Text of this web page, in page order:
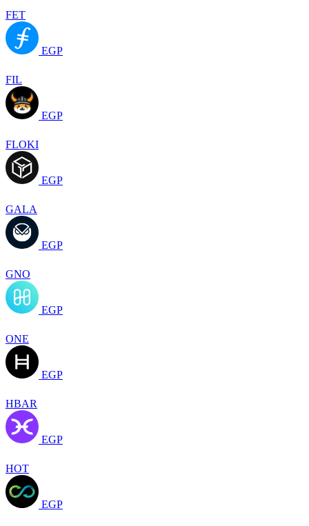
FET
EGP
FIL
EGP
FLOKI
EGP
GALA
EGP
GNO
EGP
ONE
EGP
HBAR
EGP
HOT
EGP